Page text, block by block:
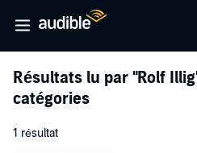
Résultats lu par "Rolf
catégories
1 résultat